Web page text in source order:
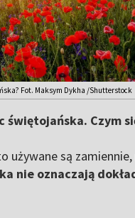
Fot. Maksym Dykha /Shutterstock
świętojańska. Czym
używane są zamiennie,
nie oznaczają